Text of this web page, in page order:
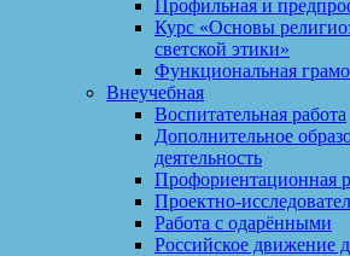
Профильная и
Курс «Основы
светской этики»
Функциональная
Внеучебная
Воспитательная работа
Дополнительное
деятельность
Профориентационная
Проектно-
Работа с одарёнными
Российское движение